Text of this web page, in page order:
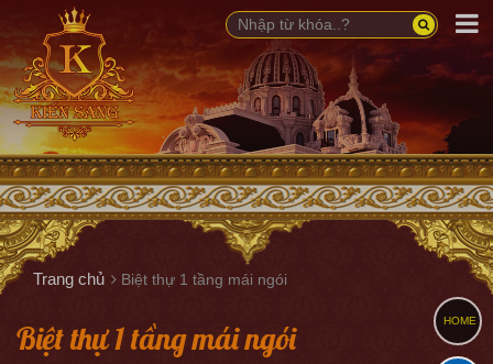
Trang chủ Biệt thự 1 tầng mái ngói
Biệt thự 1 tầng mái ngói HOME